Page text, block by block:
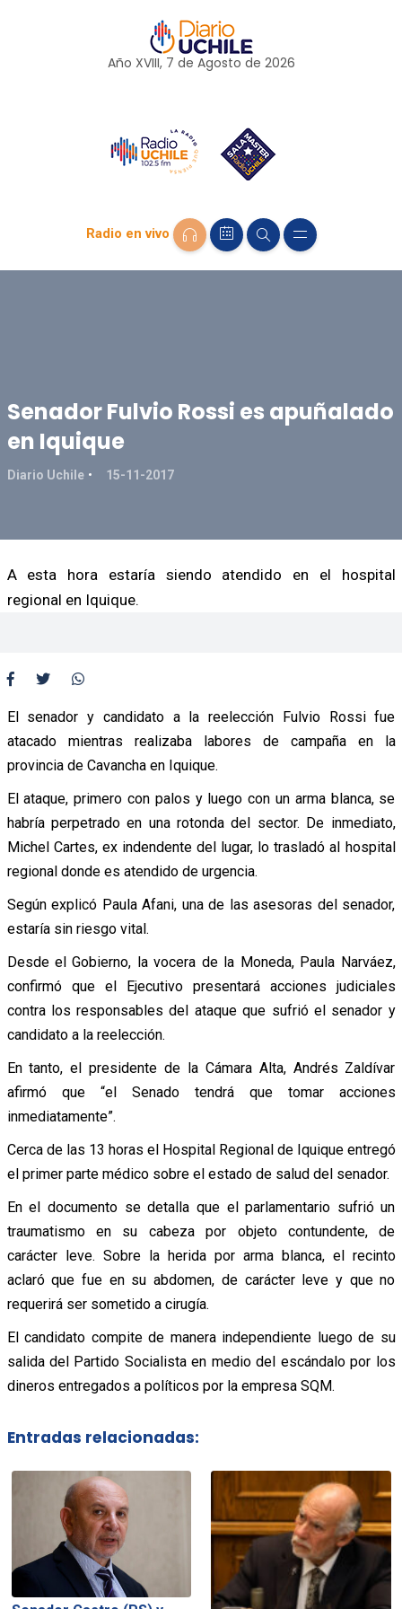
Año XVIII, 7 de Agosto de 2026
Radio en vivo
Senador Fulvio Rossi es apuñalado
en Iquique
Diario Uchile 15-11-2017
A esta hora estaría siendo atendido en el hospital
regional en Iquique.
El senador y candidato a la reelección Fulvio Rossi fue
atacado mientras realizaba labores de campaña en la
provincia de Cavancha en Iquique.
El ataque, primero con palos y luego con un arma blanca, se
habría perpetrado en una rotonda del sector. De inmediato,
Michel Cartes, ex indendente del lugar, lo trasladó al hospital
regional donde es atendido de urgencia.
Según explicó Paula Afani, una de las asesoras del senador,
estaría sin riesgo vital.
Desde el Gobierno, la vocera de la Moneda, Paula Narváez,
confirmó que el Ejecutivo presentará acciones judiciales
contra los responsables del ataque que sufrió el senador y
candidato a la reelección.
En tanto, el presidente de la Cámara Alta, Andrés Zaldívar
afirmó que “el Senado tendrá que tomar acciones
inmediatamente”.
Cerca de las 13 horas el Hospital Regional de Iquique entregó
el primer parte médico sobre el estado de salud del senador.
En el documento se detalla que el parlamentario sufrió un
traumatismo en su cabeza por objeto contundente, de
carácter leve. Sobre la herida por arma blanca, el recinto
aclaró que fue en su abdomen, de carácter leve y que no
requerirá ser sometido a cirugía.
El candidato compite de manera independiente luego de su
salida del Partido Socialista en medio del escándalo por los
dineros entregados a políticos por la empresa SQM.
Entradas relacionadas: